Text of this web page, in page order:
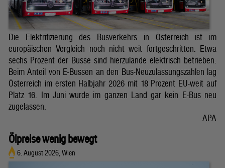
Die Elektrifizierung des Busverkehrs in Österreich ist im
europäischen Vergleich noch nicht weit fortgeschritten. Etwa
sechs Prozent der Busse sind hierzulande elektrisch betrieben.
Beim Anteil von E-Bussen an den Bus-Neuzulassungszahlen lag
Österreich im ersten Halbjahr 2026 mit 18 Prozent EU-weit auf
Platz 16. Im Juni wurde im ganzen Land gar kein E-Bus neu
zugelassen.
APA
Ölpreise wenig bewegt
6. August 2026, Wien